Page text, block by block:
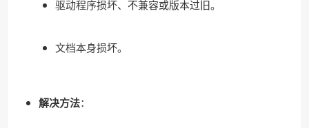
驱动程序损坏、不兼容或版本过旧。
文档本身损坏。
解决方法：